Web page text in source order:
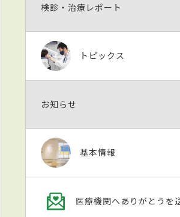
検診・治療レポート
トピックス
お知らせ
基本情報
医療機関へありがとうを